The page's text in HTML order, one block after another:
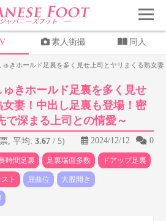
素人街撮 同人
ゅきホールド足裏を多く見せ上司とヤリまくる熟女
ゅきホールド足裏を多く見せ
妻！中出し足裏も登場！密
で深まる上司との情愛～
, 平均: 3.67 / 5) 2024/12/12 0
時間足裏 足裏場面多数 ドアップ足裏
ト 屈曲位 大股開き